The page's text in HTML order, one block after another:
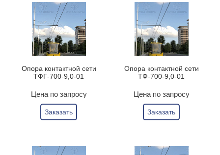
Опора контактной сети
ТФГ-700-9,0-01
Цена по запросу
Заказать
Опора контактной сети
ТФ-700-9,0-01
Цена по запросу
Заказать